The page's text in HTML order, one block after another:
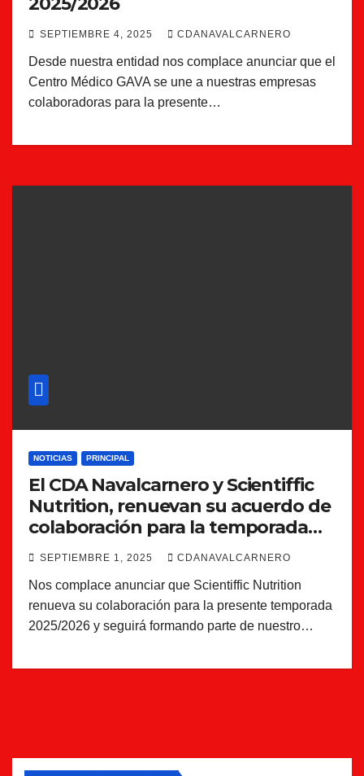
SEPTIEMBRE 4, 2025 CDANAVALCARNERO
Desde nuestra entidad nos complace anunciar que el
Centro Médico GAVA se une a nuestras empresas
colaboradoras para la presente…
NOTICIAS PRINCIPAL
El CDA Navalcarnero y Scientiffic
Nutrition, renuevan su acuerdo de
colaboración para la temporada
2025/2026
SEPTIEMBRE 1, 2025 CDANAVALCARNERO
Nos complace anunciar que Scientiffic Nutrition
renueva su colaboración para la presente temporada
2025/2026 y seguirá formando parte de nuestro…